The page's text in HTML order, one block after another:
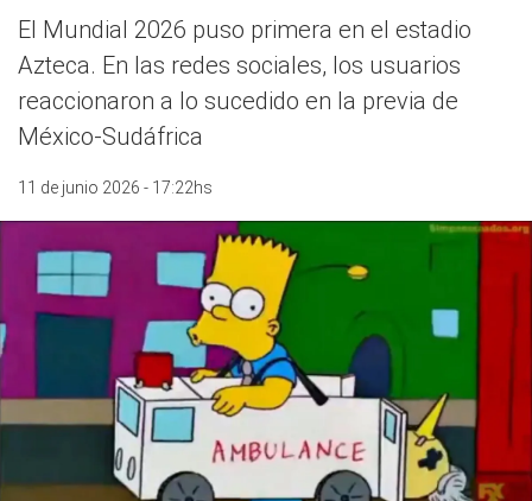
El Mundial 2026 puso primera en el estadio
Azteca. En las redes sociales, los usuarios
reaccionaron a lo sucedido en la previa de
México-Sudáfrica
11 de junio 2026 - 17:22hs